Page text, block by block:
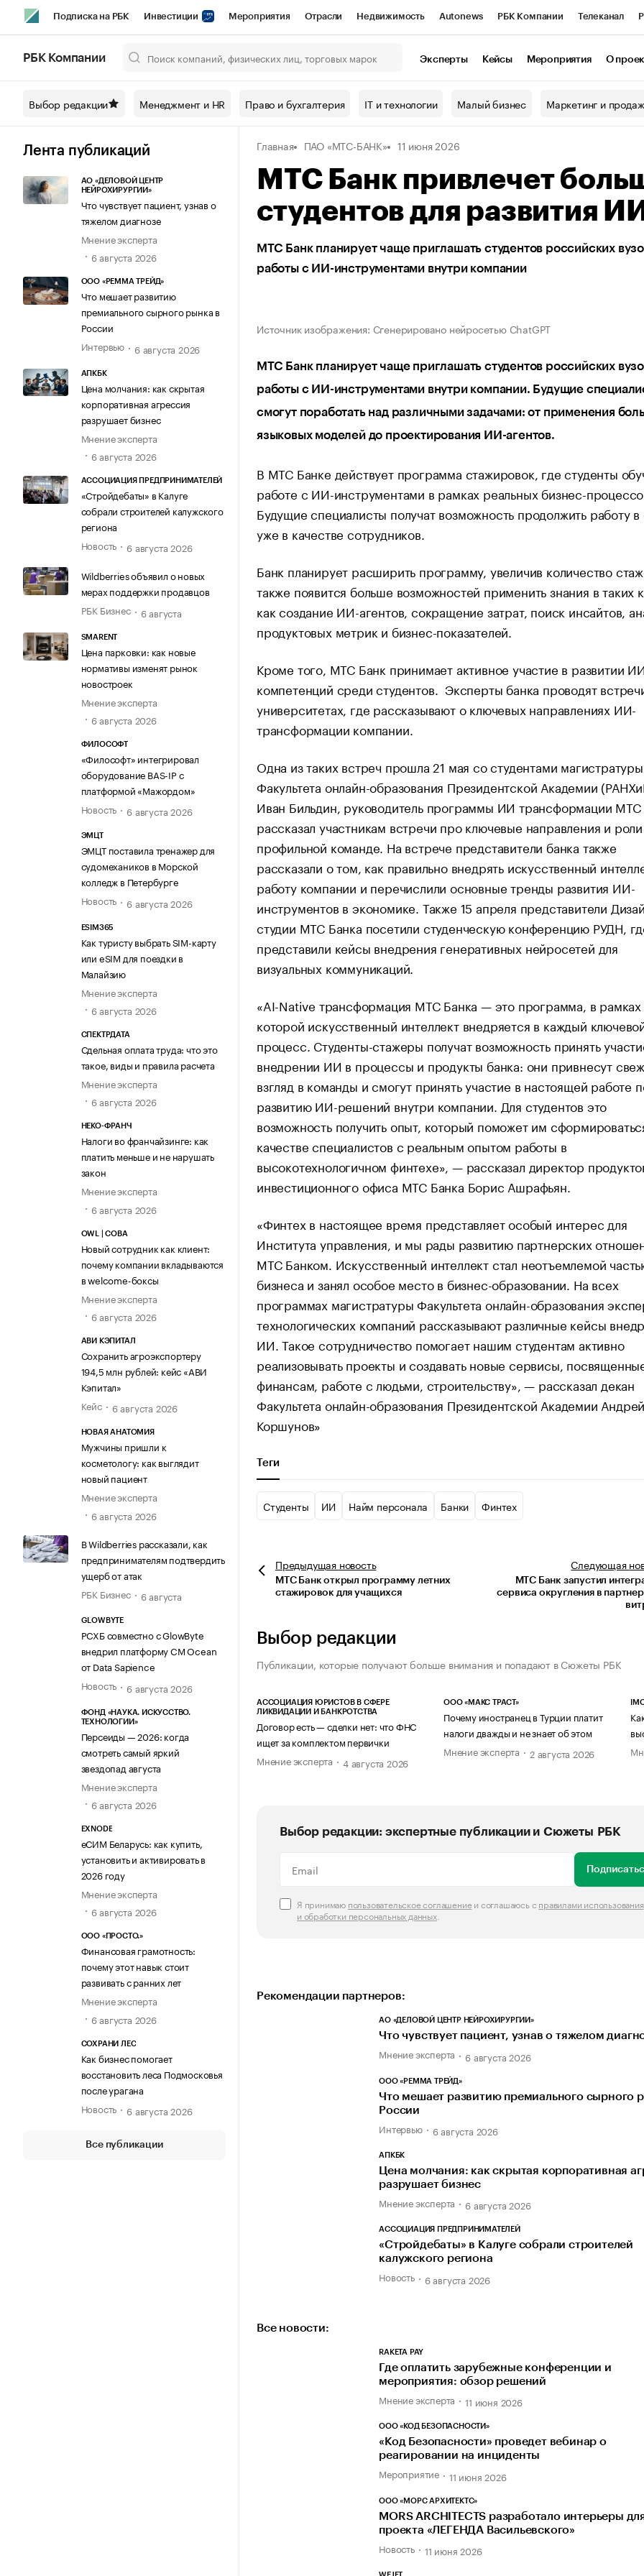
Подписка на РБК Инвестиции Мероприятия Отрасли Недвижимость Autonews РБК Компании Телеканал
Спецпроекты СПб Конференции СПб Спецпроекты Проверка контрагентов
Технологии и медиа Рынок наличной валюты
РБК Компании Эксперты Кейсы Мероприятия О
Выбор редакции Менеджмент и HR Право и бухгалтерия IT и технологии Малый бизнес Маркетинг и
Лента публикаций
АО «ДЕЛОВОЙ ЦЕНТР
НЕЙРОХИРУРГИИ»
Что чувствует пациент, узнав о
тяжелом диагнозе
Мнение эксперта
6 августа 2026
ООО «РЕММА ТРЕЙД»
Что мешает развитию
премиального сырного рынка в
России
Интервью
6 августа 2026
АПКБК
Цена молчания: как скрытая
корпоративная агрессия
разрушает бизнес
Мнение эксперта
6 августа 2026
АССОЦИАЦИЯ ПРЕДПРИНИМАТЕЛЕЙ
«Стройдебаты» в Калуге
собрали строителей калужского
региона
Новость
6 августа 2026
Wildberries объявил о новых
мерах поддержки продавцов
РБК Бизнес
6 августа
SMARENT
Цена парковки: как новые
нормативы изменят рынок
новостроек
Мнение эксперта
6 августа 2026
ФИЛОСОФТ
«Философт» интегрировал
оборудование BAS-IP с
платформой «Мажордом»
Новость
6 августа 2026
ЭМЦТ
ЭМЦТ поставила тренажер для
судомехаников в Морской
колледж в Петербурге
Новость
6 августа 2026
ESIM365
Как туристу выбрать SIM-карту
или eSIM для поездки в
Малайзию
Мнение эксперта
6 августа 2026
СПЕКТРДАТА
Сдельная оплата труда: что это
такое, виды и правила расчета
Мнение эксперта
6 августа 2026
НЕКО-ФРАНЧ
Налоги во франчайзинге: как
платить меньше и не нарушать
закон
Мнение эксперта
6 августа 2026
OWL | СОВА
Новый сотрудник как клиент:
почему компании вкладываются
в welcome-боксы
Мнение эксперта
6 августа 2026
АВИ КЭПИТАЛ
Сохранить агроэкспортеру
194,5 млн рублей: кейс «АВИ
Кэпитал»
Кейс
6 августа 2026
НОВАЯ АНАТОМИЯ
Мужчины пришли к
косметологу: как выглядит
новый пациент
Мнение эксперта
6 августа 2026
В Wildberries рассказали, как
предпринимателям подтвердить
ущерб от атак
РБК Бизнес
6 августа
GLOWBYTE
РСХБ совместно с GlowByte
внедрил платформу CM Ocean
от Data Sapience
Новость
6 августа 2026
ФОНД «НАУКА. ИСКУССТВО.
ТЕХНОЛОГИИ»
Персеиды — 2026: когда
смотреть самый яркий
звездопад августа
Мнение эксперта
6 августа 2026
EXNODE
еСИМ Беларусь: как купить,
установить и активировать в
2026 году
Мнение эксперта
6 августа 2026
ООО «ПРОСТО.»
Финансовая грамотность:
почему этот навык стоит
развивать с ранних лет
Мнение эксперта
6 августа 2026
СОХРАНИ ЛЕС
Как бизнес помогает
восстановить леса Подмосковья
после урагана
Новость
6 августа 2026
Все публикации
Главная ПАО «МТС-БАНК» 11 июня 2026
МТС Банк привлечет
студентов для развития
МТС Банк планирует чаще приглашать студентов российских
работы с ИИ-инструментами внутри компании
Источник изображения: Сгенерировано нейросетью ChatGPT
МТС Банк планирует чаще приглашать студентов российских
работы с ИИ-инструментами внутри компании. Будущие
смогут поработать над различными задачами: от применения
языковых моделей до проектирования ИИ-агентов.
В МТС Банке действует программа стажировок, где студенты
работе с ИИ-инструментами в рамках реальных бизнес-
Будущие специалисты получат возможность продолжить работу в
уже в качестве сотрудников.
Банк планирует расширить программу, увеличив количество
также появится больше возможностей применить знания в таких
как создание ИИ-агентов, сокращение затрат, поиск инсайтов,
продуктовых метрик и бизнес-показателей.
Кроме того, МТС Банк принимает активное участие в развитии
компетенций среди студентов. Эксперты банка проводят
университетах, где рассказывают о ключевых направлениях ИИ-
трансформации компании.
Одна из таких встреч прошла 21 мая со студентами магистратуры
Факультета онлайн-образования Президентской Академии
Иван Бильдин, руководитель программы ИИ трансформации МТС
рассказал участникам встречи про ключевые направления и
профильной команде. На встрече представители банка также
рассказали о том, как правильно внедрять искусственный
работу компании и перечислили основные тренды развития ИИ-
инструментов в экономике. Также 15 апреля представители
студии МТС Банка посетили студенческую конференцию РУДН,
представили кейсы внедрения генеративных нейросетей для
визуальных коммуникаций.
«AI-Native трансформация МТС Банка — это программа, в рамках
которой искусственный интеллект внедряется в каждый
процесс. Студенты-стажеры получат возможность принять
внедрении ИИ в процессы и продукты банка: они привнесут
взгляд в команды и смогут принять участие в настоящей работе
развитию ИИ-решений внутри компании. Для студентов это
возможность получить опыт, который поможет им
качестве специалистов с реальным опытом работы в
высокотехнологичном финтехе», — рассказал директор
инвестиционного офиса МТС Банка Борис Ашрафьян.
«Финтех в настоящее время представляет особый интерес для
Института управления, и мы рады развитию партнерских
МТС Банком. Искусственный интеллект стал неотъемлемой
бизнеса и занял особое место в бизнес-образовании. На всех
программах магистратуры Факультета онлайн-образования
технологических компаний рассказывают различные кейсы
ИИ. Такое сотрудничество помогает нашим студентам активно
реализовывать проекты и создавать новые сервисы,
финансам, работе с людьми, строительству», — рассказал декан
Факультета онлайн-образования Президентской Академии
Коршунов»
Теги
Студенты ИИ Найм персонала Банки Финтех
Предыдущая новость
МТС Банк открыл программу летних
стажировок для учащихся
Следующая
МТС Банк запустил
сервиса округления в
Выбор редакции
Публикации, которые получают больше внимания и попадают в Сюжеты РБК
АССОЦИАЦИЯ ЮРИСТОВ В СФЕРЕ
ЛИКВИДАЦИИ И БАНКРОТСТВА
Договор есть — сделки нет: что ФНС
ищет за комплектом первички
Мнение эксперта
4 августа 2026
ООО «МАКС ТРАСТ»
Почему иностранец в Турции платит
налоги дважды и не знает об этом
Мнение эксперта
2 августа 2026
Выбор редакции: экспертные публикации и Сюжеты РБК
Я принимаю пользовательское соглашениеи соглашаюсь с правилами использования
и обработки персональных данных.
Рекомендации партнеров:
АО «ДЕЛОВОЙ ЦЕНТР НЕЙРОХИРУРГИИ»
Что чувствует пациент, узнав о тяжелом
Мнение эксперта 6 августа 2026
ООО «РЕММА ТРЕЙД»
Что мешает развитию премиального сырного
России
Интервью 6 августа 2026
АПКБК
Цена молчания: как скрытая корпоративная
разрушает бизнес
Мнение эксперта 6 августа 2026
АССОЦИАЦИЯ ПРЕДПРИНИМАТЕЛЕЙ
«Стройдебаты» в Калуге собрали строителей
калужского региона
Новость 6 августа 2026
Все новости:
RAKETA PAY
Где оплатить зарубежные конференции и
мероприятия: обзор решений
Мнение эксперта 11 июня 2026
ООО «КОД БЕЗОПАСНОСТИ»
«Код Безопасности» проведет вебинар о
реагировании на инциденты
Мероприятие 11 июня 2026
ООО «МОРС АРХИТЕКТС»
MORS ARCHITECTS разработало интерьеры
проекта «ЛЕГЕНДА Васильевского»
Новость 11 июня 2026